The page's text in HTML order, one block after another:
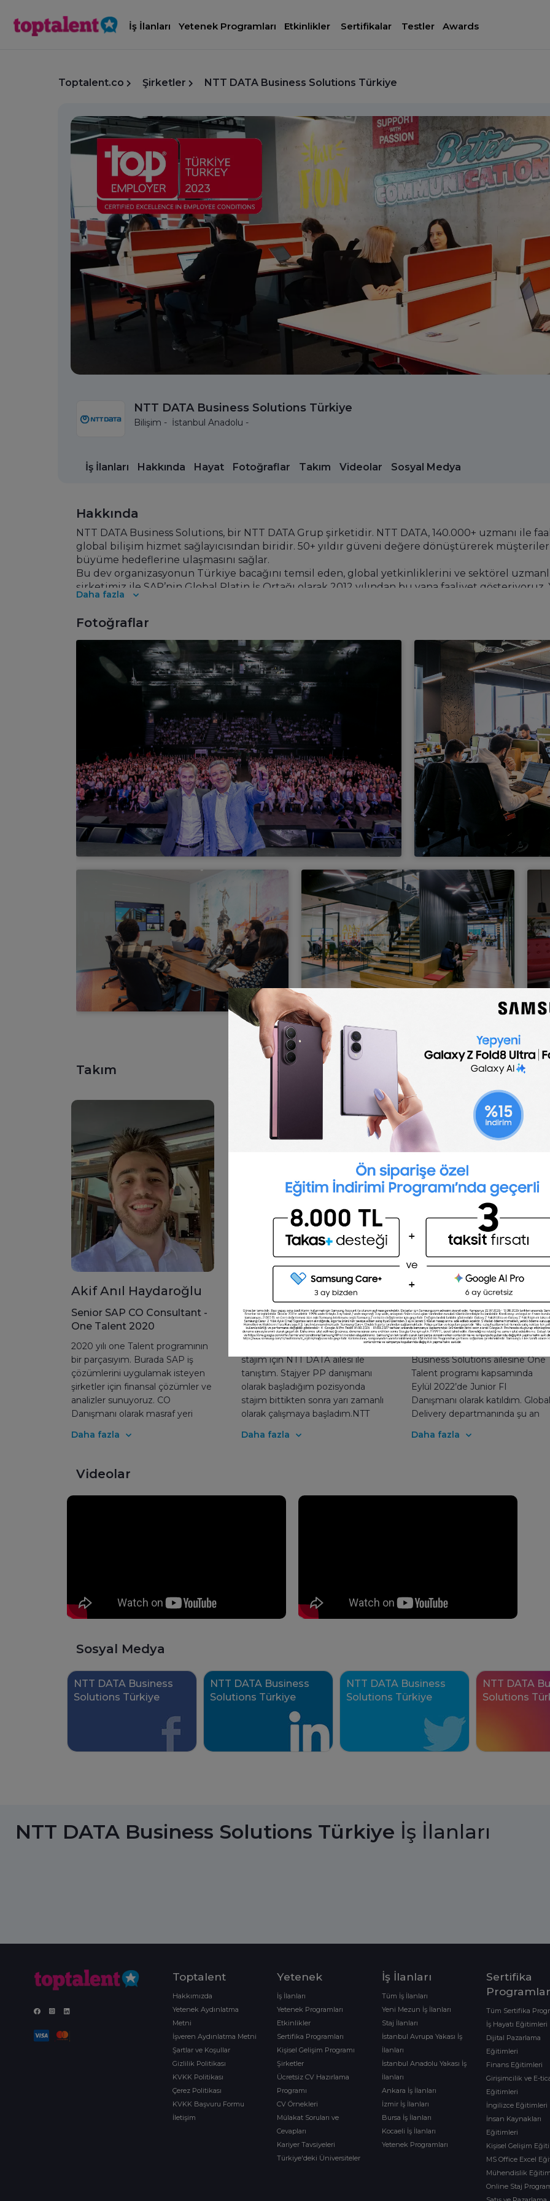
İş İlanları Yetenek Programları Etkinlikler Sertifikalar Testler Awards
Toptalent.co Şirketler NTT DATA Business Solutions Türkiye
NTT DATA Business Solutions Türkiye
Bilişim - İstanbul Anadolu -
İş İlanları Hakkında Hayat Fotoğraflar Takım Videolar Sosyal Medya
Hakkında
NTT DATA Business Solutions, bir NTT DATA Grup şirketidir. NTT DATA, 140.000+ uzmanı ile
global bilişim hizmet sağlayıcısından biridir. 50+ yıldır güveni değere dönüştürerek
büyüme hedeflerine ulaşmasını sağlar.
Bu dev organizasyonun Türkiye bacağını temsil eden, global yetkinliklerini ve sektörel
şirketimiz ile SAP’nin Global Platin İş Ortağı olarak 2012 yılından bu yana faaliyet
uygulamalarında pazar lideri olup; 2200+ kişilik genç, dinamik ve uzman ekibimizle 1000’den
kurduğumuz Ar-Ge Merkezi ile; SAP ve SAP dışı teknolojiler ile inovasyon çözümleri
platformlarda Yapay Zeka, IoT, BlockChain, RPA gibi yeni teknolojiler üzerine çalışarak iş
kadar üretim, otomotiv, gıda, ilaç, eğitim gibi birçok sektörde hayata geçirdiğimiz 1500’ün
ortaklıkları geliştiriyoruz. Danışmanlık, sistem geliştirme ve entegrasyon, lisanslama, dış
teknolojisi ve uygulama yönetimi alanlarında verdiği hizmetlerle karmaşık iş süreçlerini
Daha fazla
Fotoğraflar
Daha fazla
Takım
Akif Anıl Haydaroğlu
Senior SAP CO Consultant -
One Talent 2020
2020 yılı one Talent programının
bir parçasıyım. Burada SAP iş
çözümlerini uygulamak isteyen
şirketler için finansal çözümler ve
analizler sunuyoruz. CO
Danışmanı olarak masraf yeri
takip edip, onlara raporlarla
veriyoruz. Bu süreçte yeni yerler
görmek ve yeni bağlar kurmak
heyecanımızı arttırıyor. Eğer sen
Daha fazla
SAP PP Consultant - One
Talent 2021
Üniversite 3. Sınıf öğrencisiyken
stajım için NTT DATA ailesi ile
tanıştım. Stajyer PP danışmanı
olarak başladığım pozisyonda
stajım bittikten sonra yarı zamanlı
olarak çalışmaya başladım.NTT
sebebi bulunuyor; lokalde ve
olması ve samimi bir ortama
çalışan bireylerle karşılaştım.
Bulunduğumuz ortamın
Daha fazla
Halenur Yükselten
SAP FI Consultant - One
Talent 2022
Merhaba ben Halenur, NTT
Business Solutions ailesine One
Talent programı kapsamında
Eylül 2022’de Junior FI
Danışmanı olarak katıldım. Global
Delivery departmanında şu an
alanında destek veriyorum. NTT
deneyimler edinmek,
Daha fazla
Videolar
Sosyal Medya
NTT DATA Business
Solutions Türkiye
NTT DATA Business
Solutions Türkiye
NTT DATA Business
Solutions Türkiye
NTT DATA
Solutions
NTT DATA Business Solutions Türkiye İş İlanları
Toptalent
Hakkımızda
Yetenek Aydınlatma
Metni
İşveren Aydınlatma Metni
Şartlar ve Koşullar
Gizlilik Politikası
KVKK Politikası
Çerez Politikası
KVKK Başvuru Formu
İletişim
Yetenek
İş İlanları
Yetenek Programları
Etkinlikler
Sertifika Programları
Kişisel Gelişim Programı
Şirketler
Ücretsiz CV Hazırlama
Programı
CV Örnekleri
Mülakat Soruları ve
Cevapları
Kariyer Tavsiyeleri
Türkiye'deki Üniversiteler
İş İlanları
Tüm İş İlanları
Yeni Mezun İş İlanları
Staj İlanları
İstanbul Avrupa Yakası İş
İlanları
İstanbul Anadolu Yakası İş
İlanları
Ankara İş İlanları
İzmir İş İlanları
Bursa İş İlanları
Kocaeli İş İlanları
Yetenek Programları
Sertifika
Tüm Sertifika
İş Hayatı Eğitimleri
Dijital Pazarlama
Eğitimleri
Finans Eğitimleri
Girişimcilik ve E-
Eğitimleri
İngilizce Eğitimleri
İnsan Kaynakları
Eğitimleri
Kişisel Gelişim
MS Office Excel
Mühendislik
Online Staj